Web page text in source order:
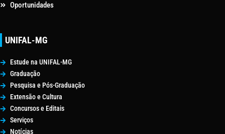
Oportunidades
UNIFAL-MG
Estude na UNIFAL-MG
Graduação
Pesquisa e Pós-Graduação
Extensão e Cultura
Concursos e Editais
Serviços
Notícias